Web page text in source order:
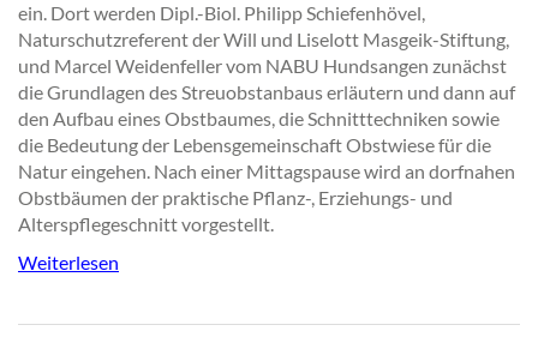
ein. Dort werden Dipl.-Biol. Philipp Schiefenhövel,
Naturschutzreferent der Will und Liselott Masgeik-Stiftung,
und Marcel Weidenfeller vom NABU Hundsangen zunächst
die Grundlagen des Streuobstanbaus erläutern und dann auf
den Aufbau eines Obstbaumes, die Schnitttechniken sowie
die Bedeutung der Lebensgemeinschaft Obstwiese für die
Natur eingehen. Nach einer Mittagspause wird an dorfnahen
Obstbäumen der praktische Pflanz-, Erziehungs- und
Alterspflegeschnitt vorgestellt.
Weiterlesen